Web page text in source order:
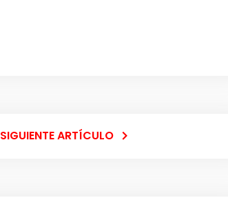
SIGUIENTE ARTÍCULO